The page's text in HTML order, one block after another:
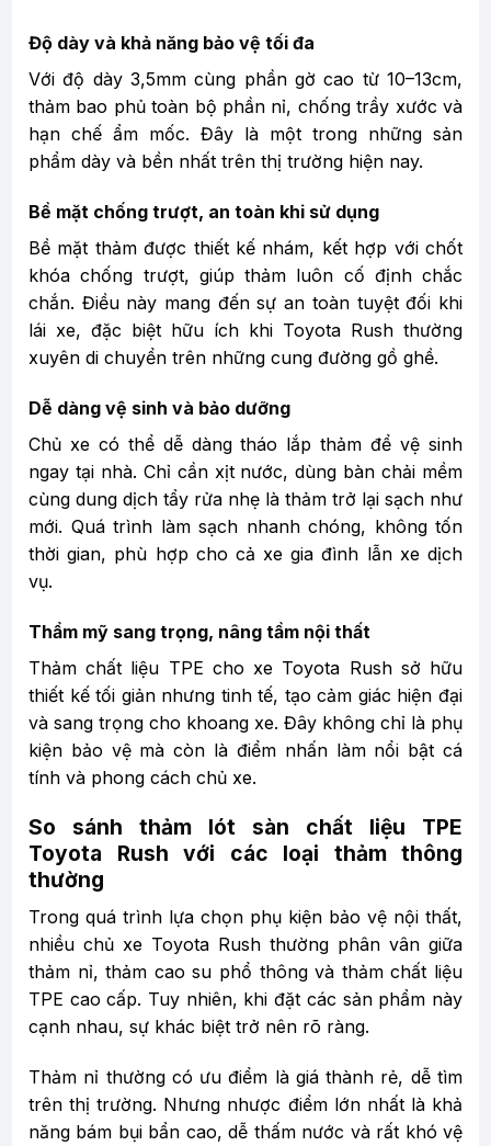
Độ dày và khả năng bảo vệ tối đa
Với độ dày 3,5mm cùng phần gờ cao từ 10–13cm,
thảm bao phủ toàn bộ phần nỉ, chống trầy xước và
hạn chế ẩm mốc. Đây là một trong những sản
phẩm dày và bền nhất trên thị trường hiện nay.
Bề mặt chống trượt, an toàn khi sử dụng
Bề mặt thảm được thiết kế nhám, kết hợp với chốt
khóa chống trượt, giúp thảm luôn cố định chắc
chắn. Điều này mang đến sự an toàn tuyệt đối khi
lái xe, đặc biệt hữu ích khi Toyota Rush thường
xuyên di chuyển trên những cung đường gồ ghề.
Dễ dàng vệ sinh và bảo dưỡng
Chủ xe có thể dễ dàng tháo lắp thảm để vệ sinh
ngay tại nhà. Chỉ cần xịt nước, dùng bàn chải mềm
cùng dung dịch tẩy rửa nhẹ là thảm trở lại sạch như
mới. Quá trình làm sạch nhanh chóng, không tốn
thời gian, phù hợp cho cả xe gia đình lẫn xe dịch
vụ.
Thẩm mỹ sang trọng, nâng tầm nội thất
Thảm chất liệu TPE cho xe Toyota Rush sở hữu
thiết kế tối giản nhưng tinh tế, tạo cảm giác hiện đại
và sang trọng cho khoang xe. Đây không chỉ là phụ
kiện bảo vệ mà còn là điểm nhấn làm nổi bật cá
tính và phong cách chủ xe.
So sánh thảm lót sàn chất liệu TPE
Toyota Rush với các loại thảm thông
thường
Trong quá trình lựa chọn phụ kiện bảo vệ nội thất,
nhiều chủ xe Toyota Rush thường phân vân giữa
thảm nỉ, thảm cao su phổ thông và thảm chất liệu
TPE cao cấp. Tuy nhiên, khi đặt các sản phẩm này
cạnh nhau, sự khác biệt trở nên rõ ràng.
Thảm nỉ thường có ưu điểm là giá thành rẻ, dễ tìm
trên thị trường. Nhưng nhược điểm lớn nhất là khả
năng bám bụi bẩn cao, dễ thấm nước và rất khó vệ